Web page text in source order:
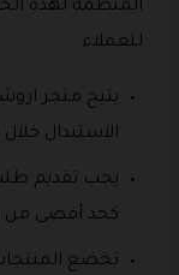
المنظمة لهذه
للعملاء.
يتيح متجر
الاستبدال
يجب تقديم طلب
كحد أقصى من
تخضع